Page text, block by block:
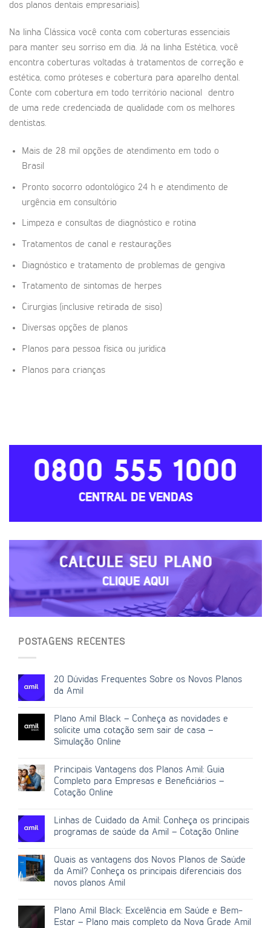
dos planos dentais empresariais).
Na linha Clássica você conta com coberturas essenciais
para manter seu sorriso em dia. Já na linha Estética, você
encontra coberturas voltadas à tratamentos de correção e
estética, como próteses e cobertura para aparelho dental.
Conte com cobertura em todo território nacional dentro
de uma rede credenciada de qualidade com os melhores
dentistas.
Mais de 28 mil opções de atendimento em todo o
Brasil
Pronto socorro odontológico 24 h e atendimento de
urgência em consultório
Limpeza e consultas de diagnóstico e rotina
Tratamentos de canal e restaurações
Diagnóstico e tratamento de problemas de gengiva
Tratamento de sintomas de herpes
Cirurgias (inclusive retirada de siso)
Diversas opções de planos
Planos para pessoa física ou jurídica
Planos para crianças
0800 555 1000
CENTRAL DE VENDAS
CALCULE SEU PLANO
CLIQUE AQUI
POSTAGENS RECENTES
20 Dúvidas Frequentes Sobre os Novos Planos
da Amil
Plano Amil Black – Conheça as novidades e
solicite uma cotação sem sair de casa –
Simulação Online
Principais Vantagens dos Planos Amil: Guia
Completo para Empresas e Beneficiários –
Cotação Online
Linhas de Cuidado da Amil: Conheça os principais
programas de saúde da Amil – Cotação Online
Quais as vantagens dos Novos Planos de Saúde
da Amil? Conheça os principais diferenciais dos
novos planos Amil
Plano Amil Black: Excelência em Saúde e Bem-
Estar – Plano mais completo da Nova Grade Amil